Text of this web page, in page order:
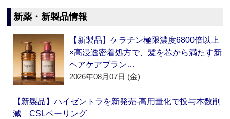
新薬・新製品情報
【新製品】ケラチン極限濃度6800倍以上
×高浸透密着処方で、髪を芯から満たす新
ヘアケアブラン…
2026年08月07日 (金)
【新製品】ハイゼントラを新発売‐高用量化で投与本数削
減 CSLベーリング